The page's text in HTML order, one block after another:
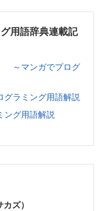
用語辞典連載記
～マンガでプログ
ラミング用語解説
グ用語解説
ズ）